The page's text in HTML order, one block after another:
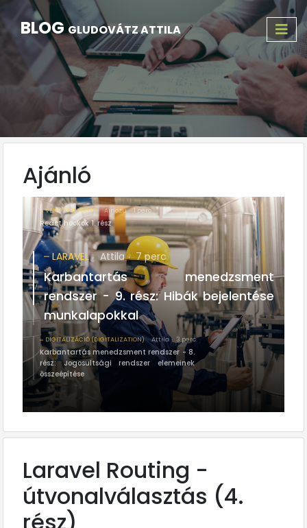
BLOGGLUDOVÁTZ ATTILA
Ajánló
VENDÉGBLOGGER Ainozu 1 perc
React hookok 1. rész
LARAVEL Attila 7 perc
Karbantartás menedzsment
rendszer - 9. rész: Hibák bejelentése
munkalapokkal
DIGITALIZÁCIÓ (DIGITALIZATION) Attila 3 perc
Karbantartás menedzsment rendszer - 8.
rész: Jogosultsági rendszer elemeinek
összeépítése
Laravel Routing -
útvonalválasztás (4.